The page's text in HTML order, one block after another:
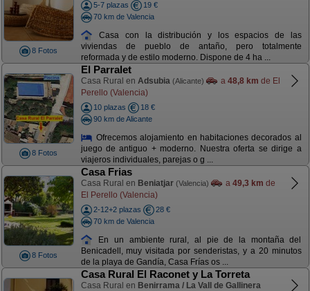
8 Fotos
5-7 plazas
19 €
70 km de Valencia
Casa con la distribución y los espacios de las
viviendas de pueblo de antaño, pero totalmente
reformada y de estilo moderno. Dispone de 4 ha ...
8 Fotos
El Parralet
Casa Rural en Adsubia (Alicante) a 48,8 km de El
Perello (Valencia)
10 plazas
18 €
90 km de Alicante
Ofrecemos alojamiento en habitaciones decorados al
juego de antiguo + moderno. Nuestra oferta se dirige a
viajeros individuales, parejas o g ...
8 Fotos
Casa Frias
Casa Rural en Beniatjar (Valencia) a 49,3 km de
El Perello (Valencia)
2-12+2 plazas
28 €
70 km de Valencia
En un ambiente rural, al pie de la montaña del
Benicadell, muy visitada por senderistas, y a 20 minutos
de la playa de Gandía, Casa Frías os ...
Casa Rural El Raconet y La Torreta
Casa Rural en Benirrama / La Vall de Gallinera